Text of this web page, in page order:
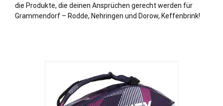
die Produkte, die deinen Ansprüchen gerecht werden für
Grammendorf – Rodde, Nehringen und Dorow, Keffenbrink!